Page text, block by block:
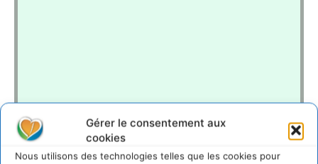
Gérer le consentement aux
cookies
Nous utilisons des technologies telles que les cookies pour